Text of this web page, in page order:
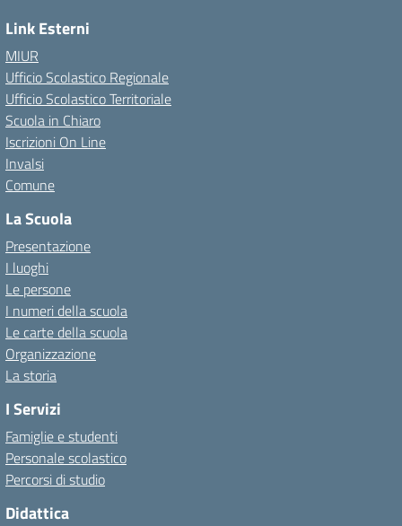
Link Esterni
MIUR
Ufficio Scolastico Regionale
Ufficio Scolastico Territoriale
Scuola in Chiaro
Iscrizioni On Line
Invalsi
Comune
La Scuola
Presentazione
I luoghi
Le persone
I numeri della scuola
Le carte della scuola
Organizzazione
La storia
I Servizi
Famiglie e studenti
Personale scolastico
Percorsi di studio
Didattica